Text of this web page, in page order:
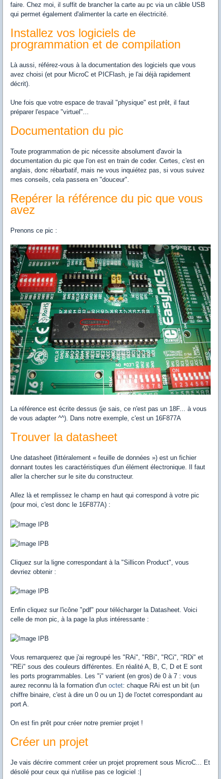
faire. Chez moi, il suffit de brancher la carte au pc via un câble USB
qui permet également d'alimenter la carte en électricité.
Installez vos logiciels de
programmation et de compilation
Là aussi, référez-vous à la documentation des logiciels que vous
avez choisi (et pour MicroC et PICFlash, je l'ai déjà rapidement
décrit).
Une fois que votre espace de travail "physique" est prêt, il faut
préparer l'espace "virtuel"...
Documentation du pic
Toute programmation de pic nécessite absolument d'avoir la
documentation du pic que l'on est en train de coder. Certes, c'est en
anglais, donc rébarbatif, mais ne vous inquiétez pas, si vous suivez
mes conseils, cela passera en "douceur".
Repérer la référence du pic que vous
avez
Prenons ce pic :
La référence est écrite dessus (je sais, ce n'est pas un 18F... à vous
de vous adapter ^^). Dans notre exemple, c'est un 16F877A
Trouver la datasheet
Une datasheet (littéralement « feuille de données ») est un fichier
donnant toutes les caractéristiques d'un élément électronique. Il faut
aller la chercher sur le site du constructeur.
Allez là et remplissez le champ en haut qui correspond à votre pic
(pour moi, c'est donc le 16F877A) :
Cliquez sur la ligne correspondant à la "Sillicon Product", vous
devriez obtenir :
Enfin cliquez sur l'icône "pdf" pour télécharger la Datasheet. Voici
celle de mon pic, à la page la plus intéressante :
Vous remarquerez que j'ai regroupé les "RAi", "RBi", "RCi", "RDi" et
"REi" sous des couleurs différentes. En réalité A, B, C, D et E sont
les ports programmables. Les "i" varient (en gros) de 0 à 7 : vous
aurez reconnu là la formation d'un octet: chaque RAi est un bit (un
chiffre binaire, c'est à dire un 0 ou un 1) de l'octet correspondant au
port A.
On est fin prêt pour créer notre premier projet !
Créer un projet
Je vais décrire comment créer un projet proprement sous MicroC... Et
désolé pour ceux qui n'utilise pas ce logiciel :|